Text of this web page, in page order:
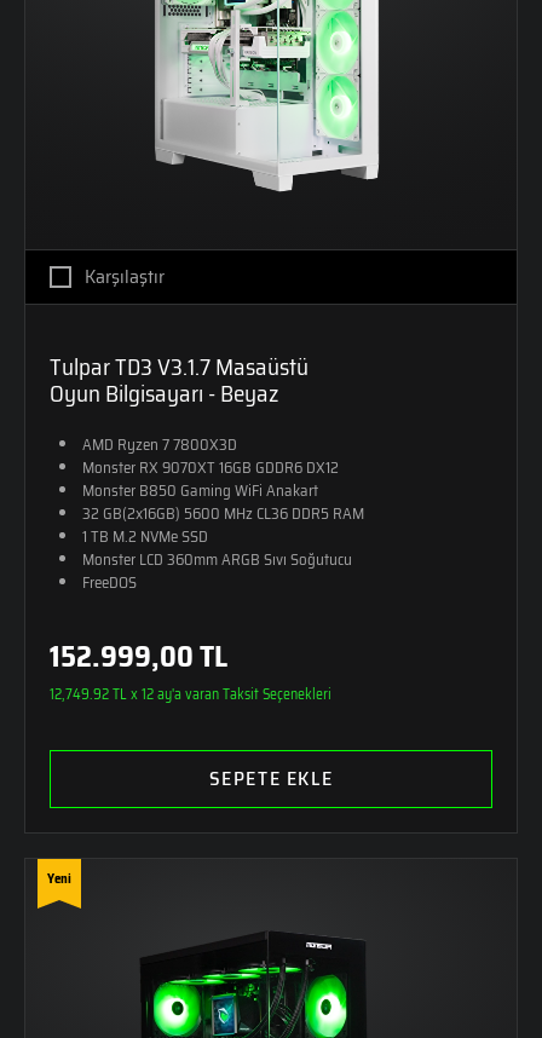
Karşılaştır
Tulpar TD3 V3.1.7 Masaüstü
Oyun Bilgisayarı - Beyaz
AMD Ryzen 7 7800X3D
Monster RX 9070XT 16GB GDDR6 DX12
Monster B850 Gaming WiFi Anakart
32 GB(2x16GB) 5600 MHz CL36 DDR5 RAM
1 TB M.2 NVMe SSD
Monster LCD 360mm ARGB Sıvı Soğutucu
FreeDOS
152.999,00 TL
12,749.92 TL x 12 ay'a varan Taksit Seçenekleri
SEPETE EKLE
Yeni